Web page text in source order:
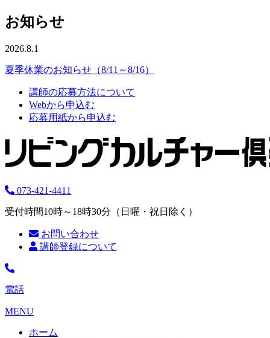
お知らせ
2026.8.1
夏季休業のお知らせ（8/11～8/16）
講師の応募方法について
Webから申込む
応募用紙から申込む
073-421-4411
受付時間10時～18時30分（日曜・祝日除く）
お問い合わせ
講師登録について
電話
MENU
ホーム